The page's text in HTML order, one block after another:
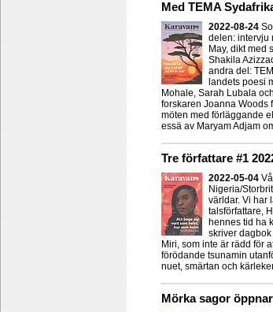
Med TEMA
2022-08-24
delen: intervju
May, dikt med
Shakila
andra del:
landets poesi
Mohale, Sarah Lubala
forskaren Joanna Woods
möten med förläggande
essä av Maryam Adjam
Tre författare #1
2022-05-04
Nigeria/
världar. Vi har
talsförfattare,
hennes tid ha
skriver dagbok
Miri, som inte är rädd för
förödande tsunamin
nuet, smärtan och
Mörka sagor